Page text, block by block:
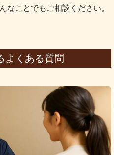
なことでもご相談ください。
よくある質問